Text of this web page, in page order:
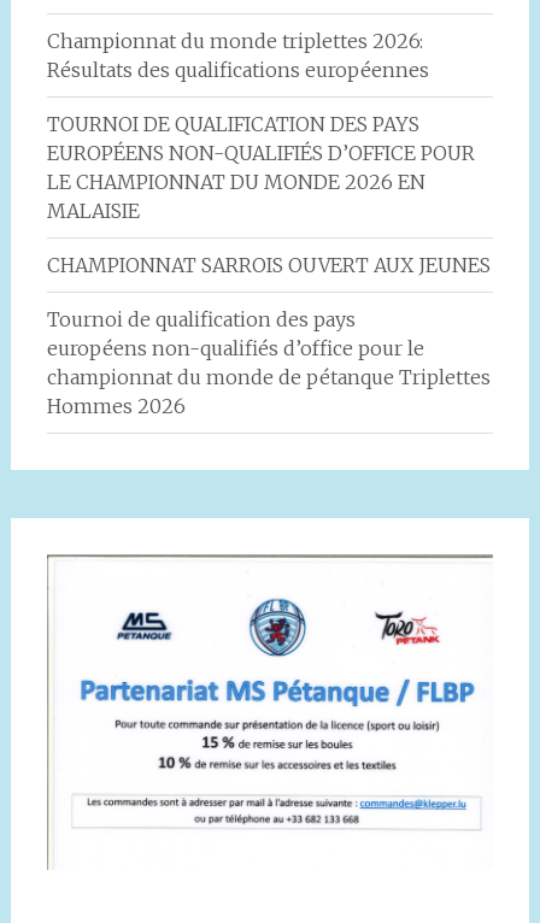
Championnat du monde triplettes 2026:
Résultats des qualifications européennes
TOURNOI DE QUALIFICATION DES PAYS
EUROPÉENS NON-QUALIFIÉS D’OFFICE POUR
LE CHAMPIONNAT DU MONDE 2026 EN
MALAISIE
CHAMPIONNAT SARROIS OUVERT AUX JEUNES
Tournoi de qualification des pays
européens non-qualifiés d’office pour le
championnat du monde de pétanque Triplettes
Hommes 2026